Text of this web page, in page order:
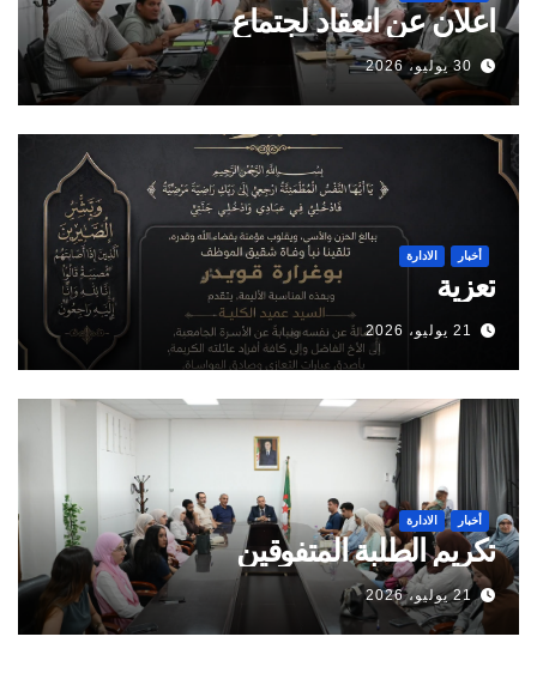
اعلان عن انعقاد لجتماع
30 يوليو، 2026
أخبار الادارة
تعزية
21 يوليو، 2026
أخبار الادارة
تكريم الطلبة المتفوقين
21 يوليو، 2026